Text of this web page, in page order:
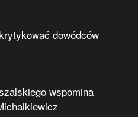
dowódców
wspomina